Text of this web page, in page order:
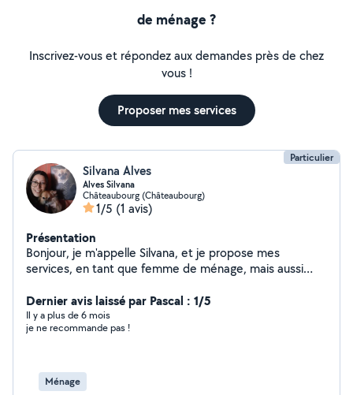
de ménage ?
Inscrivez-vous et répondez aux demandes près de chez
vous !
Proposer mes services
Particulier
Silvana Alves
Alves Silvana
Châteaubourg (Châteaubourg)
1/5 (1 avis)
Présentation
Bonjour, je m'appelle Silvana, et je propose mes
services, en tant que femme de ménage, mais aussi
plus de renseignements. Cordialment Silvana.
Dernier avis laissé par Pascal : 1/5
Il y a plus de 6 mois
je ne recommande pas !
Ménage